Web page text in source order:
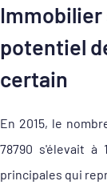
Immobilier
potentiel
certain
En 2015, le
78790 s'élevait à
principales qui